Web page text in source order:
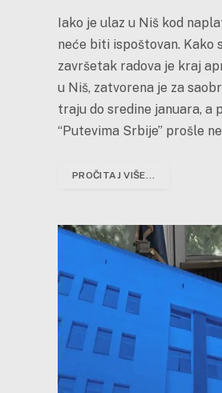
Iako je ulaz u Niš kod
neće biti ispoštovan. Kako
završetak radova je kraj
u Niš, zatvorena je za
traju do sredine januara, a
“Putevima Srbije” prošle
PROČITAJ VIŠE...